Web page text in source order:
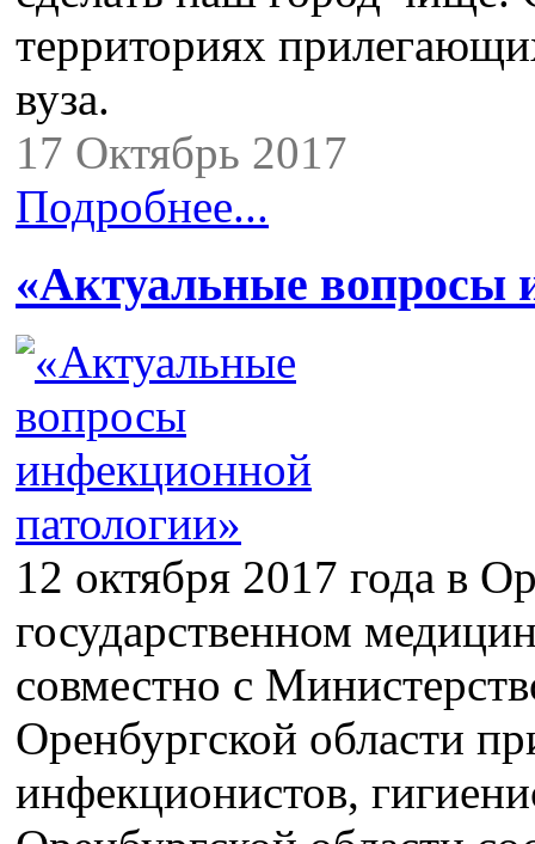
территориях
вуза.
17 Октябрь 2017
Подробнее...
«Актуальные вопросы
12 октября 2017 года в
государственном
совместно с
Оренбургской области
инфекционистов,